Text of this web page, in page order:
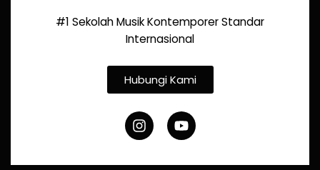
#1 Sekolah Musik Kontemporer Standar
Internasional
Hubungi Kami